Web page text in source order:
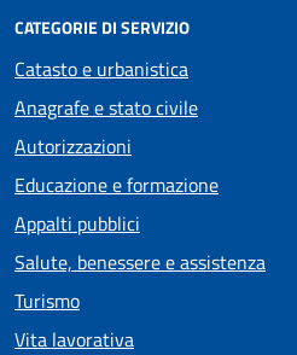
CATEGORIE DI SERVIZIO
Catasto e urbanistica
Anagrafe e stato civile
Autorizzazioni
Educazione e formazione
Appalti pubblici
Salute, benessere e assistenza
Turismo
Vita lavorativa